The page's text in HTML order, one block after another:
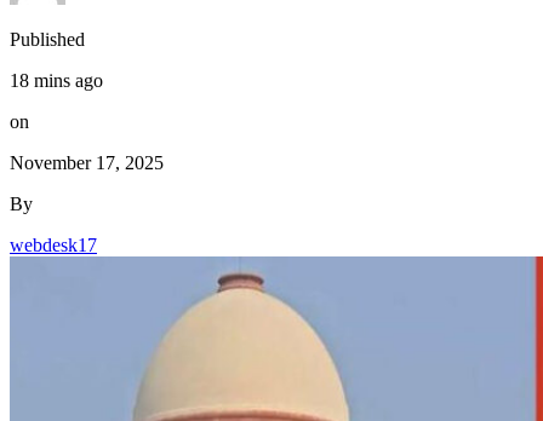
Published
18 mins ago
on
November 17, 2025
By
webdesk17